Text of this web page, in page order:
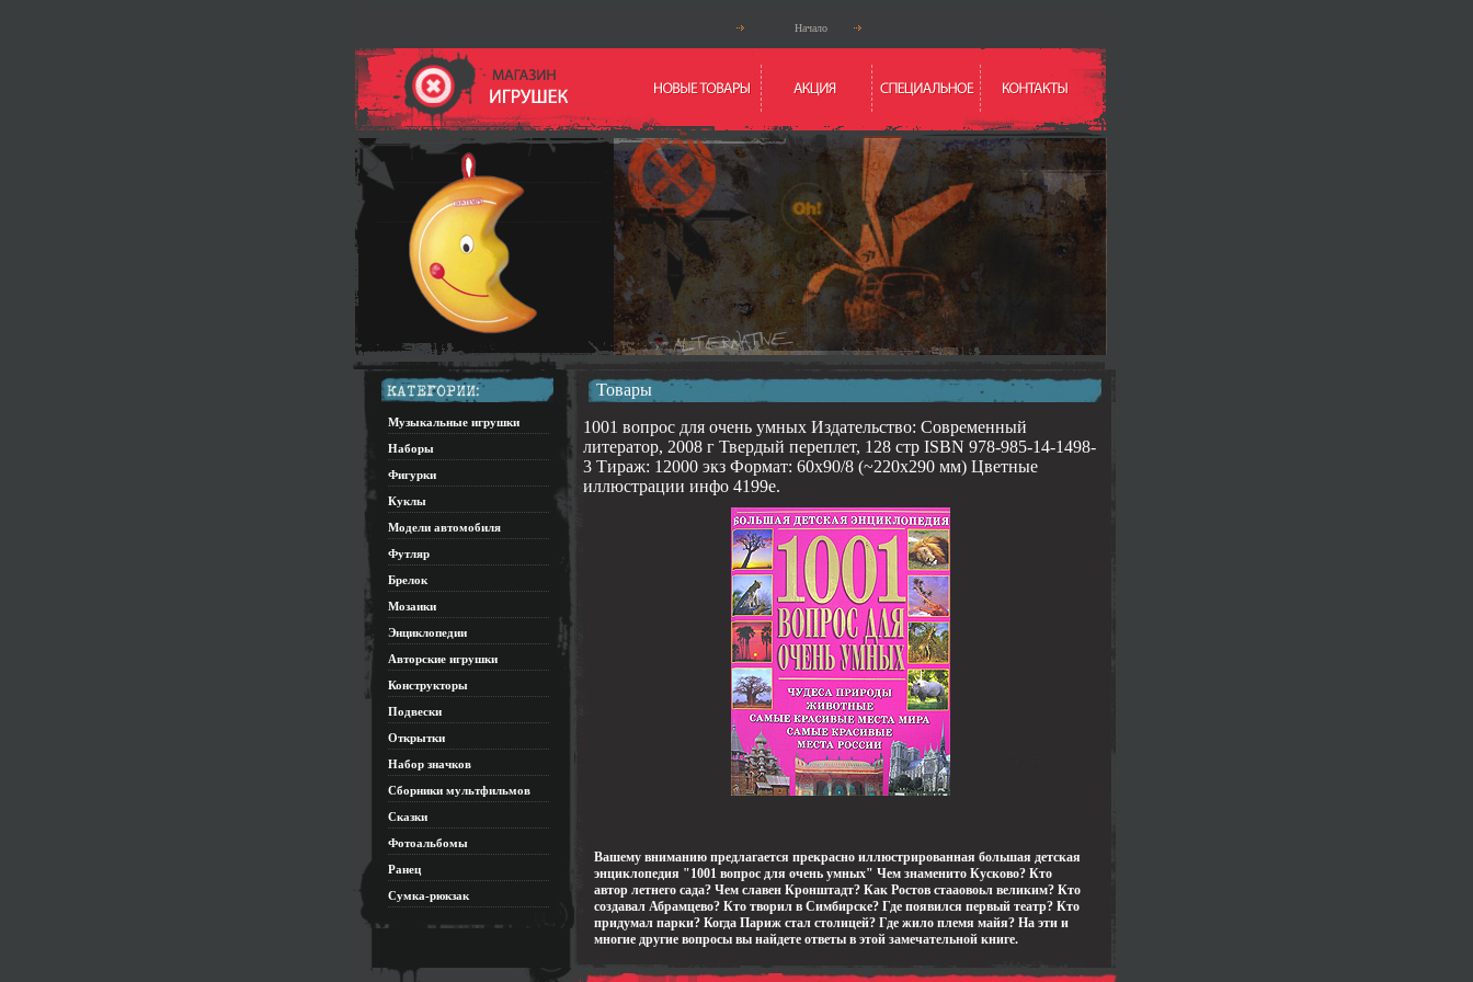
Начало
Музыкальные игрушки
Наборы
Фигурки
Куклы
Модели автомобиля
Футляр
Брелок
Мозаики
Энциклопедии
Авторские игрушки
Конструкторы
Подвески
Открытки
Набор значков
Сборники мультфильмов
Сказки
Фотоальбомы
Ранец
Сумка-рюкзак
Товары
1001 вопрос для очень умных Издательство: Современный
литератор, 2008 г Твердый переплет, 128 стр ISBN 978-985-14-1498-
3 Тираж: 12000 экз Формат: 60x90/8 (~220х290 мм) Цветные
иллюстрации инфо 4199e.
Вашему вниманию предлагается прекрасно иллюстрированная большая детская
энциклопедия "1001 вопрос для очень умных" Чем знаменито Кусково? Кто
автор летнего сада? Чем славен Кронштадт? Как Ростов стааовоьл великим? Кто
создавал Абрамцево? Кто творил в Симбирске? Где появился первый театр? Кто
придумал парки? Когда Париж стал столицей? Где жило племя майя? На эти и
многие другие вопросы вы найдете ответы в этой замечательной книге.